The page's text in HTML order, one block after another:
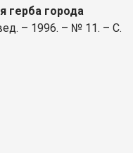
герба города
– 1996. – № 11. – С.